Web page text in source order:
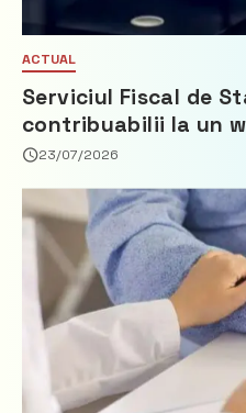
ACTUAL
Serviciul Fiscal de
contribuabilii la un
privind calculul
23/07/2026